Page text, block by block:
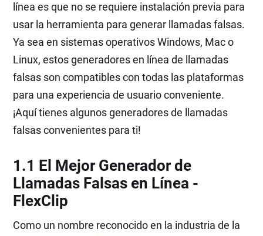
línea es que no se requiere instalación previa para
usar la herramienta para generar llamadas falsas.
Ya sea en sistemas operativos Windows, Mac o
Linux, estos generadores en línea de llamadas
falsas son compatibles con todas las plataformas
para una experiencia de usuario conveniente.
¡Aquí tienes algunos generadores de llamadas
falsas convenientes para ti!
1.1 El Mejor Generador de
Llamadas Falsas en Línea -
FlexClip
Como un nombre reconocido en la industria de la